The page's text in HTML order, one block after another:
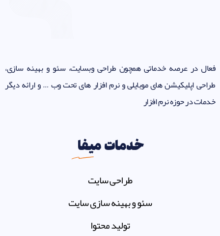
فعال در عرصه خدماتی همچون طراحی وبسایت، سئو و بهینه سازی،
طراحی اپلیکیشن های موبایلی و نرم افزار های تحت وب … و ارائه دیگر
خدمات در حوزه نرم افزار
خدماتمیفا
طراحی سایت
سئو و بهینه سازی سایت
تولید محتوا